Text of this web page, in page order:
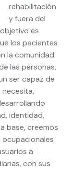
rehabilitación
y fuera del
es
los pacientes
la comunidad.
las personas,
ser capaz de
identidad,
base, creemos
a
con sus